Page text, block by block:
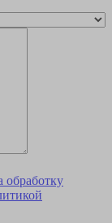
обработку